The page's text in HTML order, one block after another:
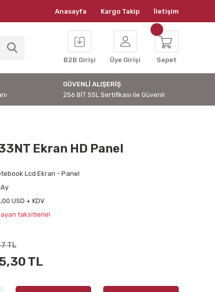
Anasayfa Kargo Takip İletişim
B2B Girişi Üye Girişi Sepet
GÜVENLİ ALIŞERİŞ
256 BİT SSL Sertifikası ile Güvenli
Ekran HD Panel
Lcd Ekran - Panel
Ay
USD + KDV
taksitlerle!
TL
TL